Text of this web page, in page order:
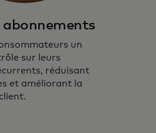
abonnements
un
sur leurs
réduisant
et améliorant la